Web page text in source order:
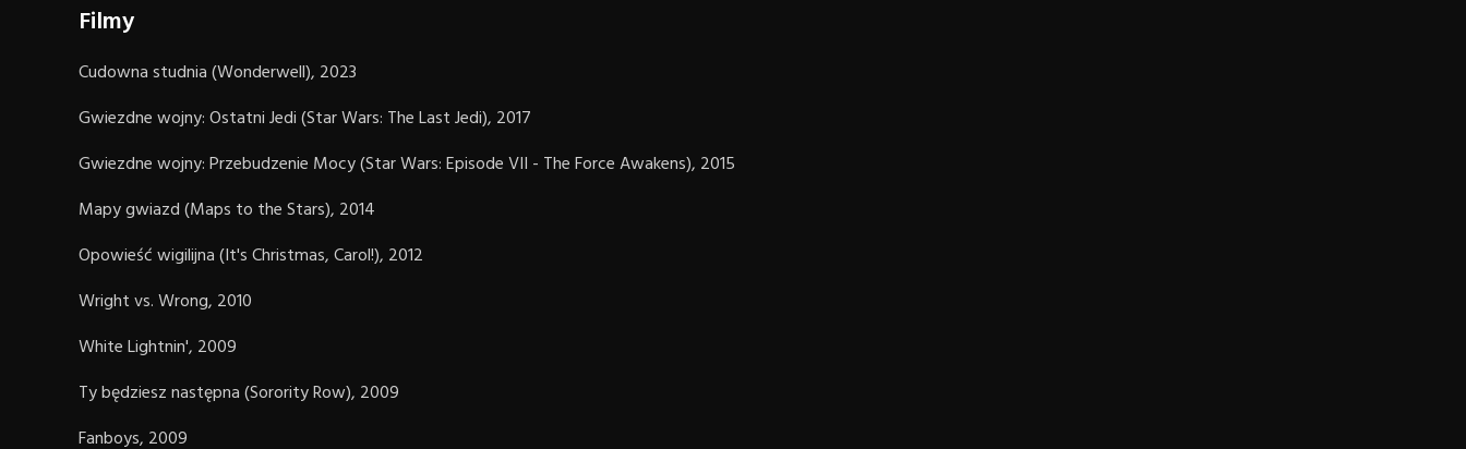
Filmy
Cudowna studnia (Wonderwell), 2023
Gwiezdne wojny: Ostatni Jedi (Star Wars: The Last Jedi), 2017
Gwiezdne wojny: Przebudzenie Mocy (Star Wars: Episode VII - The Force Awakens), 2015
Mapy gwiazd (Maps to the Stars), 2014
Opowieść wigilijna (It's Christmas, Carol!), 2012
Wright vs. Wrong, 2010
White Lightnin', 2009
Ty będziesz następna (Sorority Row), 2009
Fanboys, 2009